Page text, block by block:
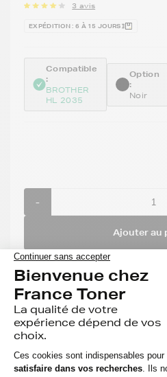
3 avis
EXPÉDITION : 6 À 15 JOURS
Compatible
:
BROTHER
HL 2035
Option
:
Noir
-
Ajouter au